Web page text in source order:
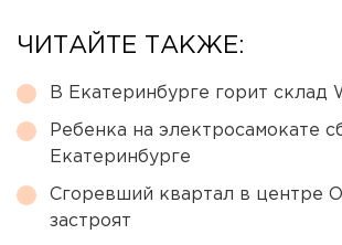
ЧИТАЙТЕ ТАКЖЕ:
В Екатеринбурге горит склад
Ребенка на электросамокате
Екатеринбурге
Сгоревший квартал в центре
застроят